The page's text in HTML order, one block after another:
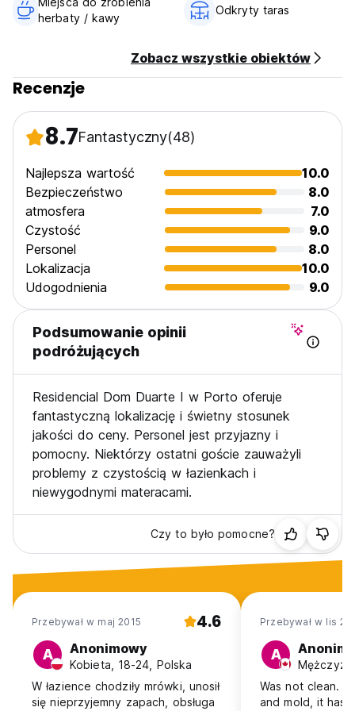
herbaty / kawy
Odkryty taras
Zobacz wszystkie obiektów
Recenzje
8.7Fantastyczny(48)
Najlepsza wartość
10.0
Bezpieczeństwo
8.0
atmosfera
7.0
Czystość
9.0
Personel
8.0
Lokalizacja
10.0
Udogodnienia
9.0
Podsumowanie opinii
podróżujących
Residencial Dom Duarte I w Porto oferuje
fantastyczną lokalizację i świetny stosunek
jakości do ceny. Personel jest przyjazny i
pomocny. Niektórzy ostatni goście zauważyli
problemy z czystością w łazienkach i
niewygodnymi materacami.
Czy to było pomocne?
Przebywał w maj 2015 4.6
A Anonimowy
Kobieta, 18-24, Polska
W łazience chodziły mrówki, unosił
się nieprzyjemny zapach, obsługa
Przebywał w lis
A
Was not clean.
and mold, it has